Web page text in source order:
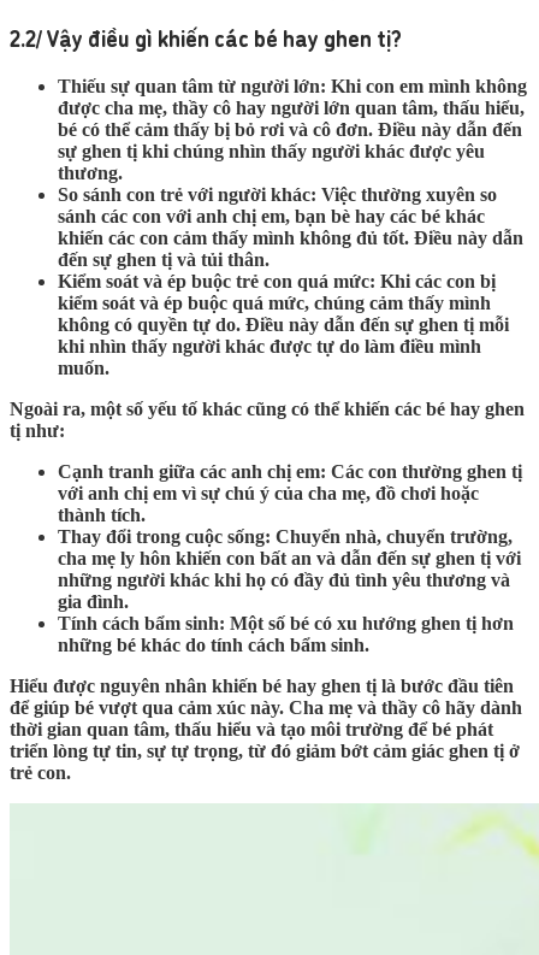
2.2/ Vậy điều gì khiến các bé hay ghen tị?
Thiếu sự quan tâm từ người lớn: Khi con em mình không
được cha mẹ, thầy cô hay người lớn quan tâm, thấu hiểu,
bé có thể cảm thấy bị bỏ rơi và cô đơn. Điều này dẫn đến
sự ghen tị khi chúng nhìn thấy người khác được yêu
thương.
So sánh con trẻ với người khác: Việc thường xuyên so
sánh các con với anh chị em, bạn bè hay các bé khác
khiến các con cảm thấy mình không đủ tốt. Điều này dẫn
đến sự ghen tị và tủi thân.
Kiểm soát và ép buộc trẻ con quá mức: Khi các con bị
kiểm soát và ép buộc quá mức, chúng cảm thấy mình
không có quyền tự do. Điều này dẫn đến sự ghen tị mỗi
khi nhìn thấy người khác được tự do làm điều mình
muốn.
Ngoài ra, một số yếu tố khác cũng có thể khiến các bé hay ghen
tị như:
Cạnh tranh giữa các anh chị em: Các con thường ghen tị
với anh chị em vì sự chú ý của cha mẹ, đồ chơi hoặc
thành tích.
Thay đổi trong cuộc sống: Chuyển nhà, chuyển trường,
cha mẹ ly hôn khiến con bất an và dẫn đến sự ghen tị với
những người khác khi họ có đầy đủ tình yêu thương và
gia đình.
Tính cách bẩm sinh: Một số bé có xu hướng ghen tị hơn
những bé khác do tính cách bẩm sinh.
Hiểu được nguyên nhân khiến bé hay ghen tị là bước đầu tiên
để giúp bé vượt qua cảm xúc này. Cha mẹ và thầy cô hãy dành
thời gian quan tâm, thấu hiểu và tạo môi trường để bé phát
triển lòng tự tin, sự tự trọng, từ đó giảm bớt cảm giác ghen tị ở
trẻ con.